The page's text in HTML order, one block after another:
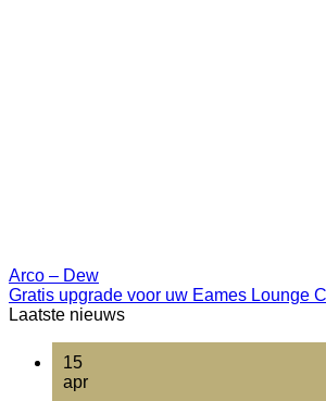
Arco – Dew
Gratis upgrade voor uw Eames Lounge
Laatste nieuws
15
apr